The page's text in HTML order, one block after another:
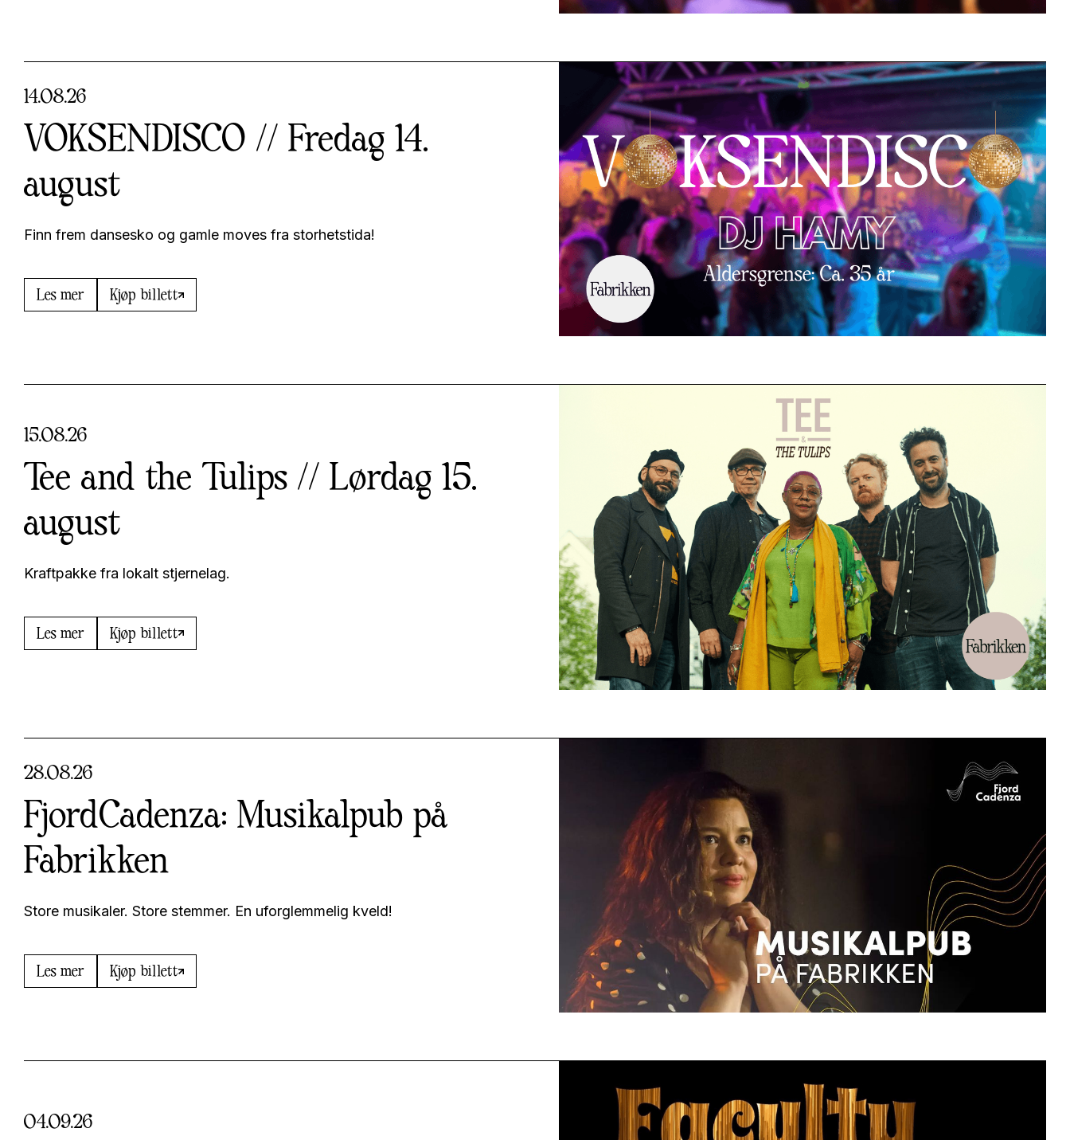
14.08.26
VOKSENDISCO // Fredag 14.
august
Finn frem dansesko og gamle moves fra storhetstida!
Les mer Kjøp billett
15.08.26
Tee and the Tulips // Lørdag 15.
august
Kraftpakke fra lokalt stjernelag.
Les mer Kjøp billett
28.08.26
FjordCadenza: Musikalpub på
Fabrikken
Store musikaler. Store stemmer. En uforglemmelig kveld!
Les mer Kjøp billett
04.09.26